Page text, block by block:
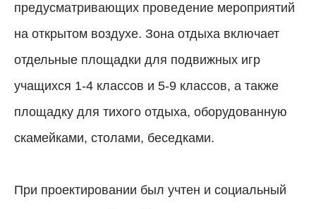
предусматривающих проведение мероприятий
на открытом воздухе. Зона отдыха включает
отдельные площадки для подвижных игр
учащихся 1-4 классов и 5-9 классов, а также
площадку для тихого отдыха, оборудованную
скамейками, столами, беседками.
При проектировании был учтен и социальный